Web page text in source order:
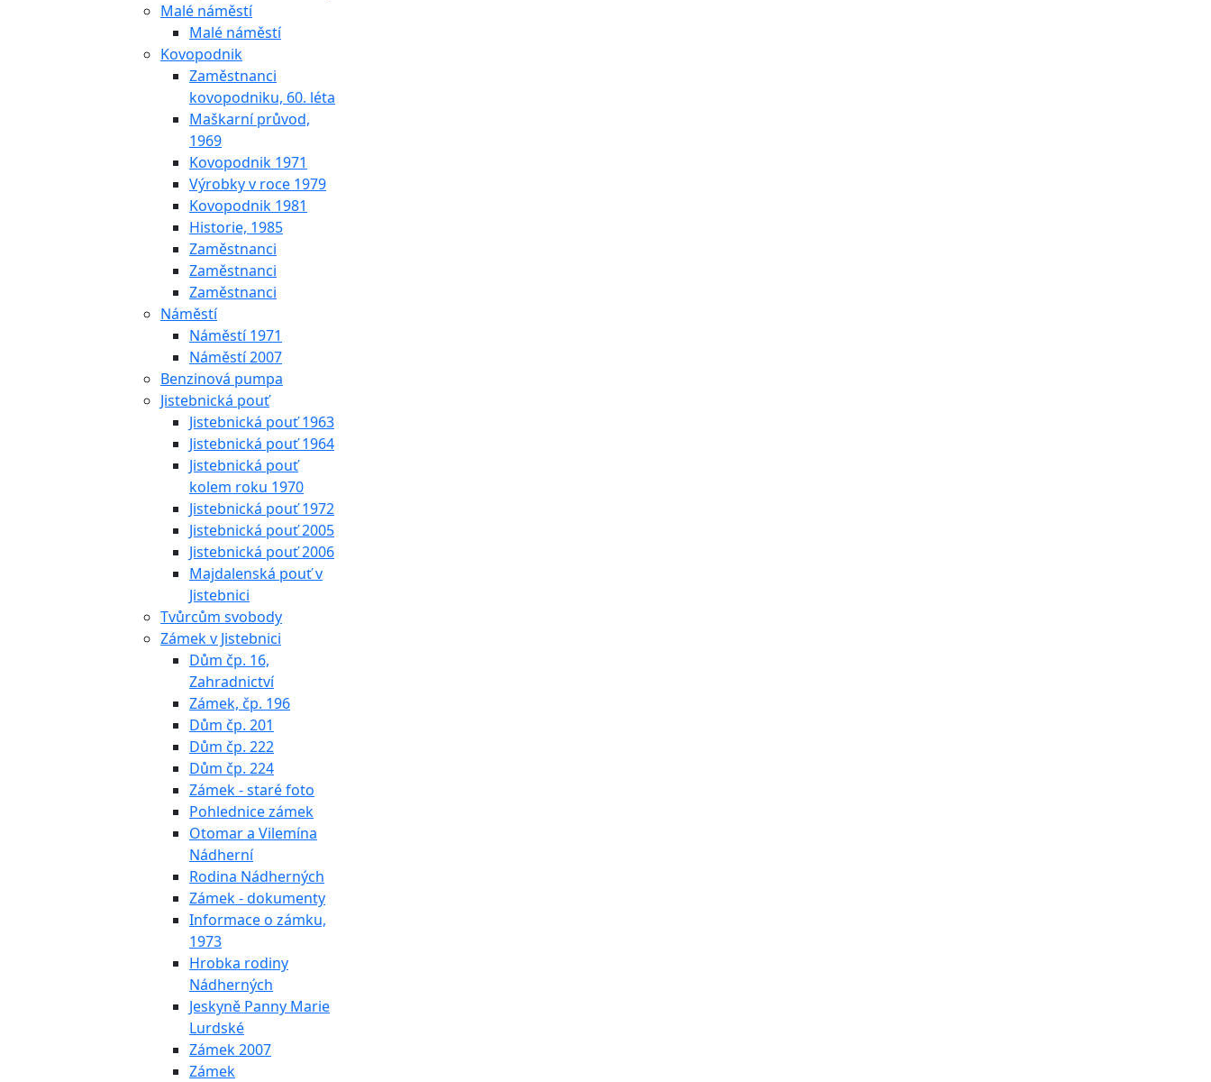
Malé náměstí
Malé náměstí
Kovopodnik
Zaměstnanci
kovopodniku, 60. léta
Maškarní průvod,
1969
Kovopodnik 1971
Výrobky v roce 1979
Kovopodnik 1981
Historie, 1985
Zaměstnanci
Zaměstnanci
Zaměstnanci
Náměstí
Náměstí 1971
Náměstí 2007
Benzinová pumpa
Jistebnická pouť
Jistebnická pouť 1963
Jistebnická pouť 1964
Jistebnická pouť
kolem roku 1970
Jistebnická pouť 1972
Jistebnická pouť 2005
Jistebnická pouť 2006
Majdalenská pouť v
Jistebnici
Tvůrcům svobody
Zámek v Jistebnici
Dům čp. 16,
Zahradnictví
Zámek, čp. 196
Dům čp. 201
Dům čp. 222
Dům čp. 224
Zámek - staré foto
Pohlednice zámek
Otomar a Vilemína
Nádherní
Rodina Nádherných
Zámek - dokumenty
Informace o zámku,
1973
Hrobka rodiny
Nádherných
Jeskyně Panny Marie
Lurdské
Zámek 2007
Zámek